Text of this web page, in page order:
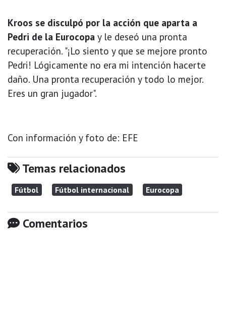
Kroos se disculpó por la acción que aparta a
Pedri de la Eurocopa y le deseó una pronta
recuperación. "¡Lo siento y que se mejore pronto
Pedri! Lógicamente no era mi intención hacerte
daño. Una pronta recuperación y todo lo mejor.
Eres un gran jugador".
Con información y foto de: EFE
Temas relacionados
Fútbol Fútbol internacional Eurocopa
Comentarios